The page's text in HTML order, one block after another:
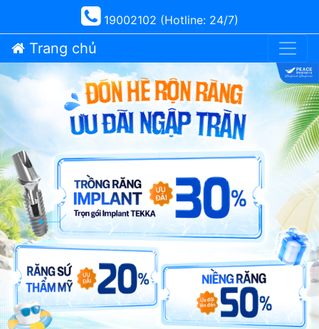
19002102 (Hotline: 24/7)
Trang chủ